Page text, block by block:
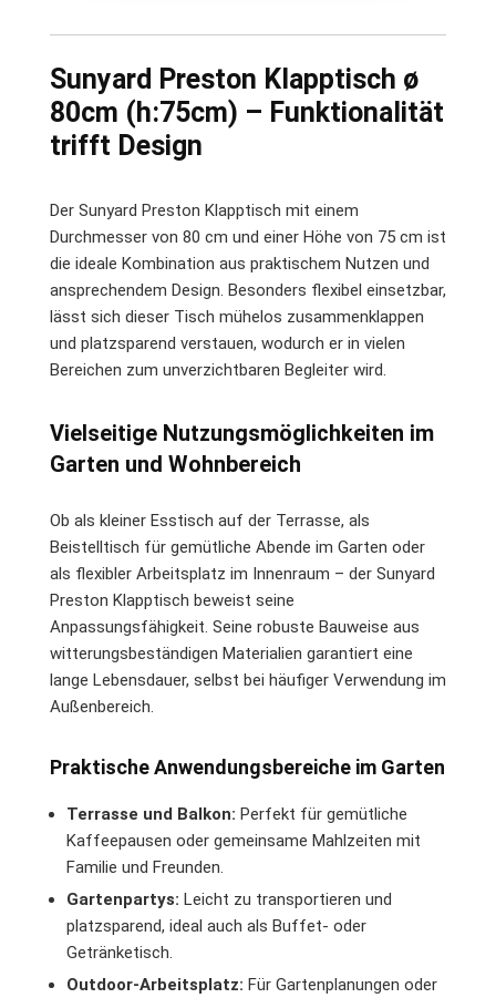
Sunyard Preston Klapptisch ø
80cm (h:75cm) – Funktionalität
trifft Design
Der Sunyard Preston Klapptisch mit einem
Durchmesser von 80 cm und einer Höhe von 75 cm ist
die ideale Kombination aus praktischem Nutzen und
ansprechendem Design. Besonders flexibel einsetzbar,
lässt sich dieser Tisch mühelos zusammenklappen
und platzsparend verstauen, wodurch er in vielen
Bereichen zum unverzichtbaren Begleiter wird.
Vielseitige Nutzungsmöglichkeiten im
Garten und Wohnbereich
Ob als kleiner Esstisch auf der Terrasse, als
Beistelltisch für gemütliche Abende im Garten oder
als flexibler Arbeitsplatz im Innenraum – der Sunyard
Preston Klapptisch beweist seine
Anpassungsfähigkeit. Seine robuste Bauweise aus
witterungsbeständigen Materialien garantiert eine
lange Lebensdauer, selbst bei häufiger Verwendung im
Außenbereich.
Praktische Anwendungsbereiche im Garten
Terrasse und Balkon: Perfekt für gemütliche
Kaffeepausen oder gemeinsame Mahlzeiten mit
Familie und Freunden.
Gartenpartys: Leicht zu transportieren und
platzsparend, ideal auch als Buffet- oder
Getränketisch.
Outdoor-Arbeitsplatz: Für Gartenplanungen oder